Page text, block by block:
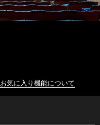
お気に入り機能について